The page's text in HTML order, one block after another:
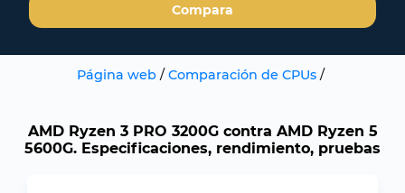
Compara
Página web / Comparación de CPUs /
AMD Ryzen 3 PRO 3200G contra AMD Ryzen 5
5600G. Especificaciones, rendimiento, pruebas